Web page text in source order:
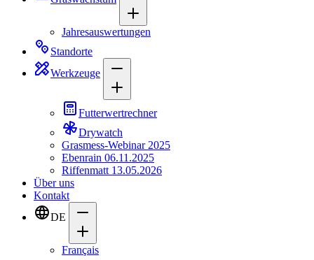
Jahresauswertungen
Standorte
Werkzeuge
Futterwertrechner
Drywatch
Grasmess-Webinar 2025
Ebenrain 06.11.2025
Riffenmatt 13.05.2026
Über uns
Kontakt
DE
Français